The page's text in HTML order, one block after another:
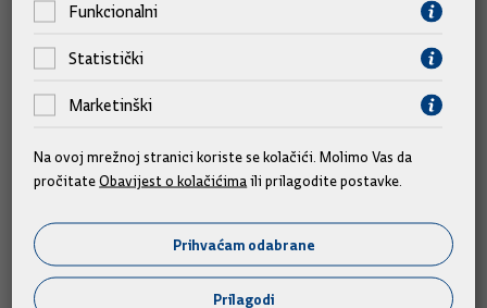
Uz porezni sustav i fleksibilizaciju tržišta rada, ističe da treba
razmotriti i pitanja reforme zdravstva, mirovinskog sustava.
je premijer, dodajući kako bi se primjerice mogo postići
Spremnost Vlade da prijedloge HUP-a stavi na dnevni red GSV-
a čelnici HUP-a drže izuzetno važnim. Bitno je uspostaviti
dijalog koji će biti konstruktivan, kazao je predsjednik HUP-a
Emil Tedeschi.
Funkcionalni
Statistički
Marketinški
Na ovoj mrežnoj stranici koriste se kolačići. Molimo Vas da
pročitateObavijest o kolačićima ili prilagodite postavke.
Prihvaćam odabrane
Prilagodi